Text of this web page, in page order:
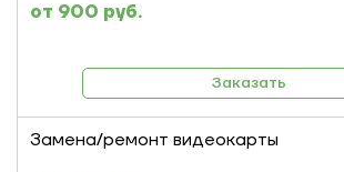
900 руб.
Заказать
Замена/ремонт видеокарты